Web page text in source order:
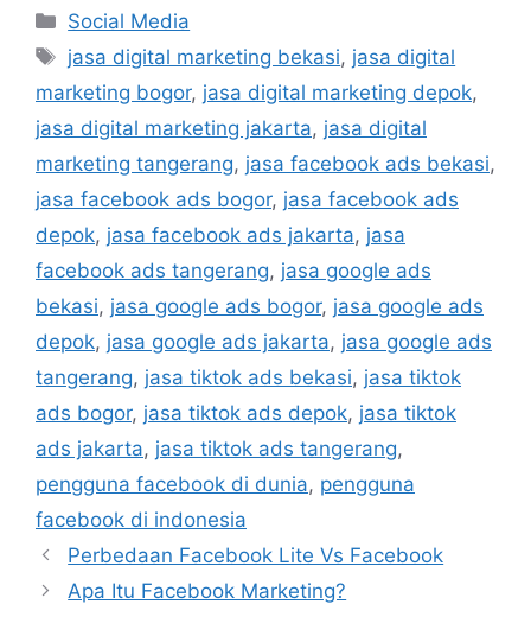
Social Media
jasa digital marketing bekasi, jasa digital
marketing bogor, jasa digital marketing depok,
jasa digital marketing jakarta, jasa digital
marketing tangerang, jasa facebook ads bekasi,
jasa facebook ads bogor, jasa facebook ads
depok, jasa facebook ads jakarta, jasa
facebook ads tangerang, jasa google ads
bekasi, jasa google ads bogor, jasa google ads
depok, jasa google ads jakarta, jasa google ads
tangerang, jasa tiktok ads bekasi, jasa tiktok
ads bogor, jasa tiktok ads depok, jasa tiktok
ads jakarta, jasa tiktok ads tangerang,
pengguna facebook di dunia, pengguna
facebook di indonesia
Perbedaan Facebook Lite Vs Facebook
Apa Itu Facebook Marketing?